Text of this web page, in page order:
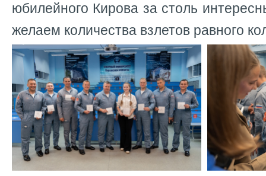
юбилейного Кирова за столь
желаем количества взлетов равного